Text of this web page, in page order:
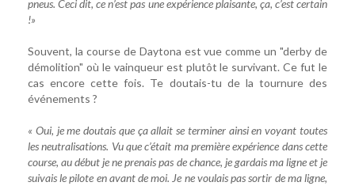
pneus. Ceci dit, ce n’est pas une expérience plaisante, ça, c’est certain
!»
Souvent, la course de Daytona est vue comme un "derby de
démolition" où le vainqueur est plutôt le survivant. Ce fut le
cas encore cette fois. Te doutais-tu de la tournure des
événements ?
« Oui, je me doutais que ça allait se terminer ainsi en voyant toutes
les neutralisations. Vu que c’était ma première expérience dans cette
course, au début je ne prenais pas de chance, je gardais ma ligne et je
suivais le pilote en avant de moi. Je ne voulais pas sortir de ma ligne,